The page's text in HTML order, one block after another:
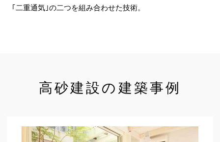
｢二重通気｣の二つを組み合わせた技術。
高砂建設の建築事例